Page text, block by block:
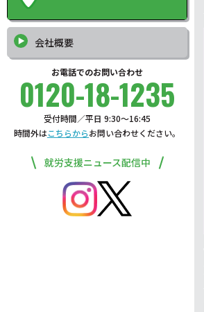
会社概要
お電話でのお問い合わせ
0120-18-1235
受付時間／平日 9:30〜16:45
時間外はこちらからお問い合わせください。
就労支援ニュース配信中